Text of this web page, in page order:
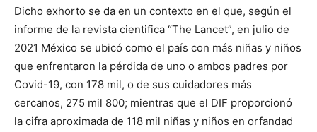
Dicho exhorto se da en un contexto en el que, según el
informe de la revista cientifica “The Lancet”, en julio de
2021 México se ubicó como el país con más niñas y niños
que enfrentaron la pérdida de uno o ambos padres por
Covid-19, con 178 mil, o de sus cuidadores más
cercanos, 275 mil 800; mientras que el DIF proporcionó
la cifra aproximada de 118 mil niñas y niños en orfandad